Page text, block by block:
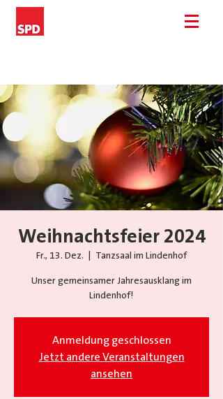
Weihnachtsfeier 2024
Fr., 13. Dez. Tanzsaal im Lindenhof
Unser gemeinsamer Jahresausklang im
Lindenhof!
Anmeldung geschlossen
Jetzt andere Veranstaltungen
ansehen